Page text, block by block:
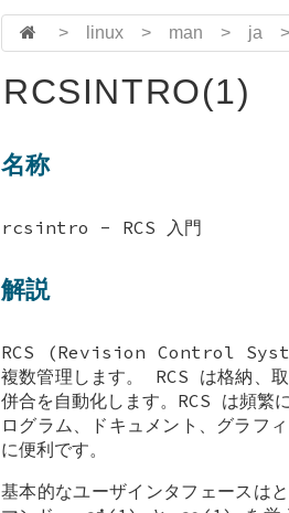
> linux > man > ja >
RCSINTRO(1)
名称
rcsintro - RCS 入門
解説
RCS (Revision Control
複数管理します。 RCS は格納、
併合を自動化します。RCS は頻繁
ログラム、ドキュメント、グラフ
に便利です。
基本的なユーザインタフェースは